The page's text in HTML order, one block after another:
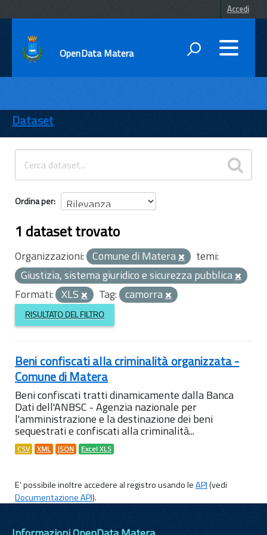
Accedi
OpenData Matera
ENTI
TEMI
INFORMAZIONI
Dataset
Ordina per
1 dataset trovato
Organizzazioni: Comune di Matera
temi:
Giustizia, sistema giuridico e sicurezza pubblica
Formati: XLS Tag: camorra
RISULTATO DEL FILTRO
Beni confiscati alla criminalità organizzata -
Comune di Matera
Beni confiscati tratti dinamicamente dalla Banca
Dati dell'ANBSC - Agenzia nazionale per
l'amministrazione e la destinazione dei beni
sequestrati e confiscati alla criminalità...
CSV XML JSON Excel XLS
E' possibile inoltre accedere al registro usando leAPI(vedi
Documentazione API).